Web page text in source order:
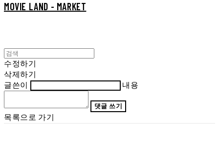
MOVIE LAND - MARKET
수정하기
삭제하기
글쓴이
내용
댓글 쓰기
목록으로 가기